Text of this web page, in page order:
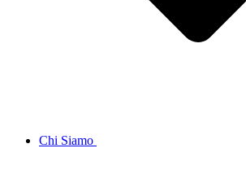
Chi Siamo